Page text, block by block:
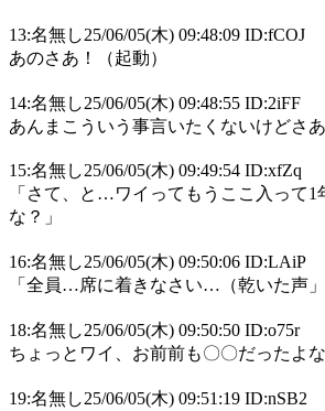
13:名無し25/06/05(木) 09:48:09 ID:fCOJ
あのさあ！（起動）
14:名無し25/06/05(木) 09:48:55 ID:2iFF
あんまこういう事言いたくないけどさあ
15:名無し25/06/05(木) 09:49:54 ID:xfZq
「さて、と…ワイってもうここ入って1
な？」
16:名無し25/06/05(木) 09:50:06 ID:LAiP
「全員…席に着きなさい…（乾いた声」
18:名無し25/06/05(木) 09:50:50 ID:o75r
ちょっとワイ、お前前も〇〇だったよ
19:名無し25/06/05(木) 09:51:19 ID:nSB2